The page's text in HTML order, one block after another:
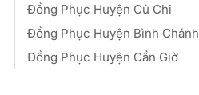
Đồng Phục Huyện Củ Chi
Đồng Phục Huyện Bình Chánh
Đồng Phục Huyện Cần Giờ